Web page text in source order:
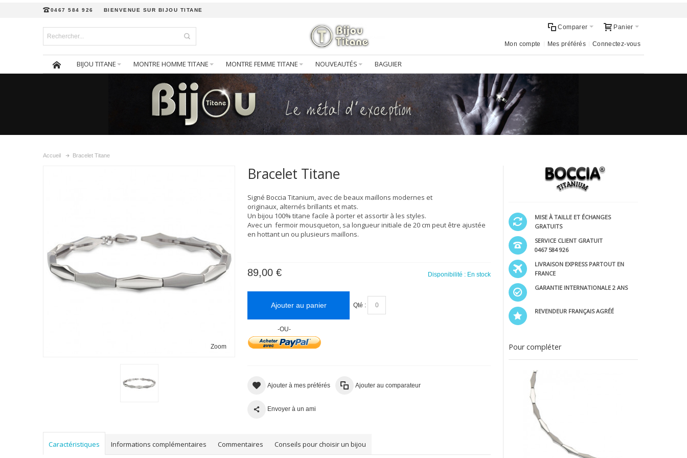
0467 584 926 BIENVENUE SUR BIJOU TITANE
Panier
Comparer
Mon compte Mes préférés Connectez-vous
BIJOU TITANE MONTRE HOMME TITANE MONTRE FEMME TITANE NOUVEAUTÉS BAGUIER
Accueil Bracelet Titane
Zoom
Bracelet Titane
Signé Boccia Titanium , avec de beaux maillons modernes et
originaux, alternés brillants et mats.
Un bijou 100% titane facile à porter et assortir à les styles.
Avec un fermoir mousqueton, sa longueur initiale de 20 cm peut être ajustée
en hottantun ou plusieurs maillons.
Disponibilité : En stock
89,00 €
Qté :
Ajouter au panier
-OU-
Ajouter à mes préférés Ajouter au comparateur
Envoyer à un ami
MISE À TAILLE ET ÉCHANGES
GRATUITS
SERVICE CLIENT GRATUIT
0467 584 926
LIVRAISON EXPRESS PARTOUT EN
FRANCE
GARANTIE INTERNATIONALE 2 ANS
REVENDEUR FRANÇAIS AGRÉÉ
Pour compléter
Caractéristiques Informations complémentaires Commentaires Conseils pour choisir un bijou